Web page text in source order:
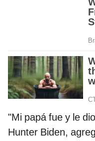
"Mi papá fue y le
Hunter Biden,